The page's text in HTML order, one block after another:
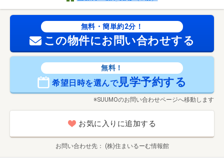
無料・簡単約2分！
この物件にお問い合わせする
無料！
希望日時を選んで見学予約する
※SUUMOのお問い合わせページへ移動します
お気に入りに追加する
お問い合わせ先 (株)住まいるーむ情報館